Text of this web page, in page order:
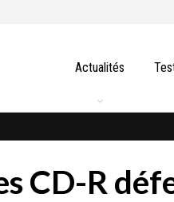
Actualités
CD-R